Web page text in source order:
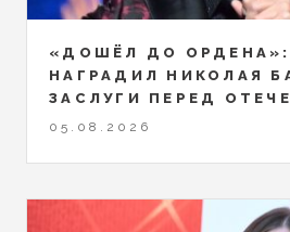
«ДОШЁЛ ДО ОРДЕНА»:
НАГРАДИЛ НИКОЛАЯ
ЗАСЛУГИ ПЕРЕД
05.08.2026